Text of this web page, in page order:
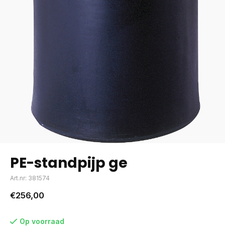
PE-standpijp ge
Art.nr: 381574
€256,00
Op voorraad